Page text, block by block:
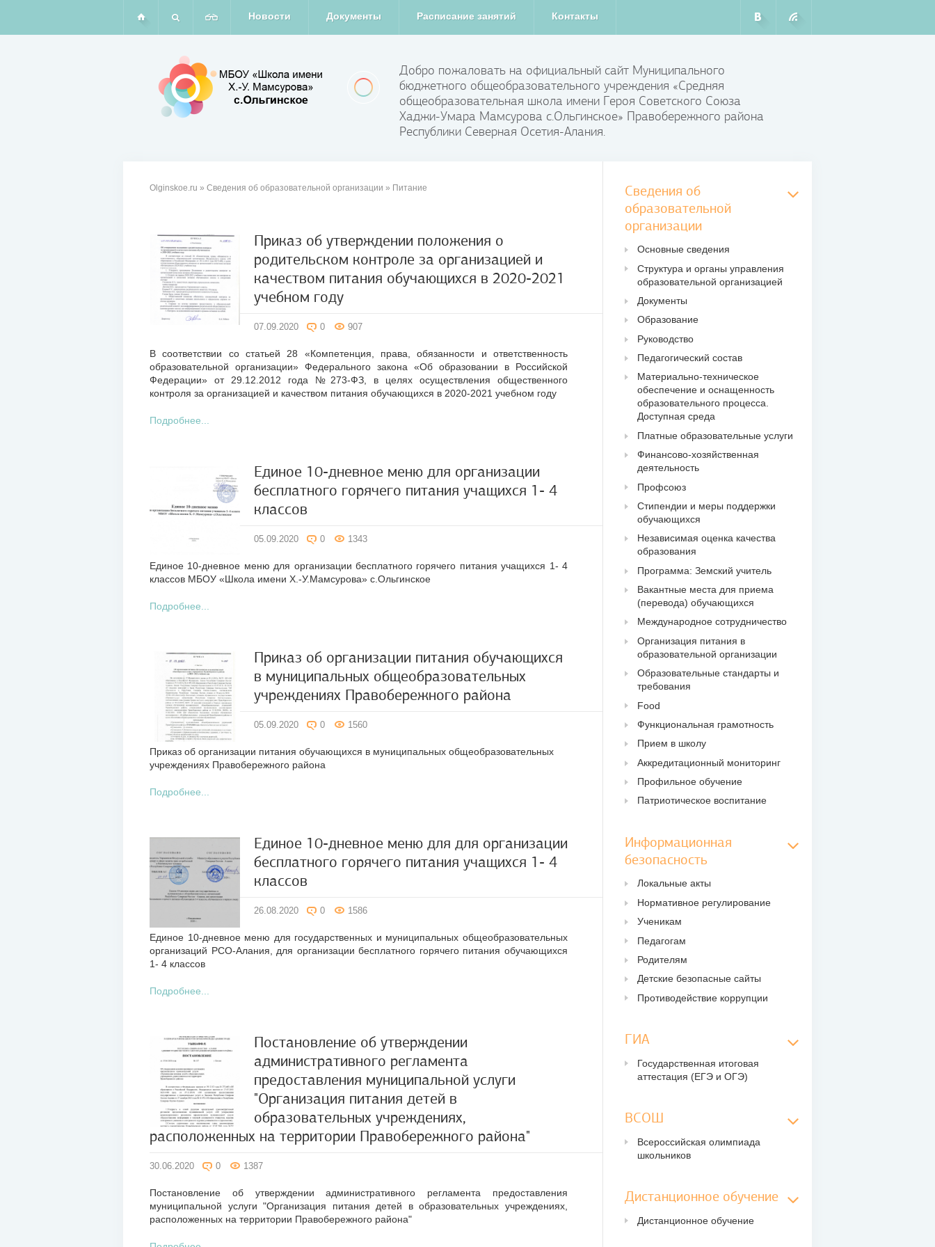
Новости Документы Расписание занятий Контакты
Добро пожаловать на официальный сайт Муниципального
бюджетного общеобразовательного учреждения «Средняя
общеобразовательная школа имени Героя Советского Союза
Хаджи-Умара Мамсурова с.Ольгинское» Правобережного района
Республики Северная Осетия-Алания.
Olginskoe.ru » Сведения об образовательной организации » Питание
Приказ об утверждении положения о
родительском контроле за организацией и
качеством питания обучающихся в 2020-2021
учебном году
07.09.2020 0 907
В соответствии со статьей 28 «Компетенция, права, обязанности и ответственность
образовательной организации» Федерального закона «Об образовании в Российской
Федерации» от 29.12.2012 года №273-ФЗ, в целях осуществления общественного
контроля за организацией и качеством питания обучающихся в 2020-2021 учебном году
Подробнее...
Единое 10-дневное меню для организации
бесплатного горячего питания учащихся 1- 4
классов
05.09.2020 0 1343
Единое 10-дневное меню для организации бесплатного горячего питания учащихся 1- 4
классов МБОУ «Школа имени Х.-У.Мамсурова» с.Ольгинское
Подробнее...
Приказ об организации питания обучающихся
в муниципальных общеобразовательных
учреждениях Правобережного района
05.09.2020 0 1560
Приказ об организации питания обучающихся в муниципальных общеобразовательных
учреждениях Правобережного района
Подробнее...
Единое 10-дневное меню для для организации
бесплатного горячего питания учащихся 1- 4
классов
26.08.2020 0 1586
Единое 10-дневное меню для государственных и муниципальных общеобразовательных
организаций РСО-Алания, для организации бесплатного горячего питания обучающихся
1- 4 классов
Подробнее...
Постановление об утверждении
административного регламента
предоставления муниципальной услуги
"Организация питания детей в
образовательных учреждениях,
расположенных на территории Правобережного района"
30.06.2020 0 1387
Постановление об утверждении административного регламента предоставления
муниципальной услуги "Организация питания детей в образовательных учреждениях,
расположенных на территории Правобережного района"
Сведения об
образовательной
организации
Основные сведения
Структура и органы управления
образовательной организацией
Документы
Образование
Руководство
Педагогический состав
Материально-техническое
обеспечение и оснащенность
образовательного процесса.
Доступная среда
Платные образовательные услуги
Финансово-хозяйственная
деятельность
Профсоюз
Стипендии и меры поддержки
обучающихся
Независимая оценка качества
образования
Программа: Земский учитель
Вакантные места для приема
(перевода) обучающихся
Международное сотрудничество
Организация питания в
образовательной организации
Образовательные стандарты и
требования
Food
Функциональная грамотность
Прием в школу
Аккредитационный мониторинг
Профильное обучение
Патриотическое воспитание
Информационная
безопасность
Локальные акты
Нормативное регулирование
Ученикам
Педагогам
Родителям
Детские безопасные сайты
Противодействие коррупции
ГИА
Государственная итоговая
аттестация (ЕГЭ и ОГЭ)
ВСОШ
Всероссийская олимпиада
школьников
Дистанционное обучение
Дистанционное обучение